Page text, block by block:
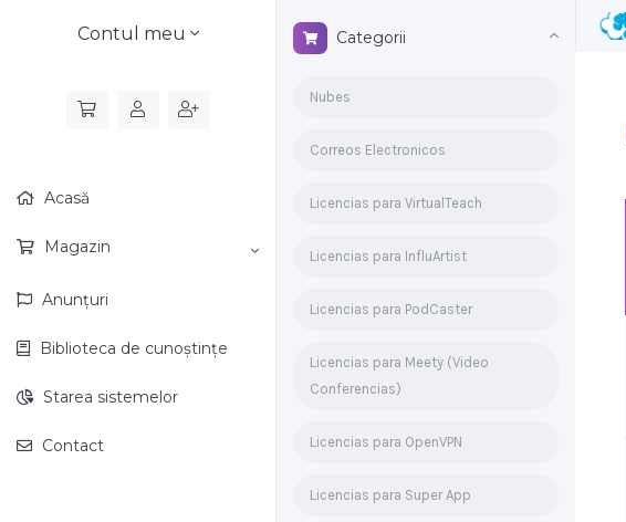
Contul meu
Acasă
Magazin
Anunțuri
Biblioteca de cunoștințe
Starea sistemelor
Contact
Categorii
Nubes
Correos Electronicos
Licencias para VirtualTeach
Licencias para InfluArtist
Licencias para PodCaster
Licencias para Meety (Video
Conferencias)
Licencias para OpenVPN
Licencias para Super App